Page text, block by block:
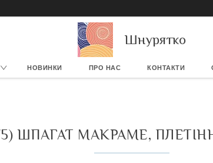
Шнурятко
НОВИНКИ ПРО НАС КОНТАКТИ
ШПАГАТ МАКРАМЕ,